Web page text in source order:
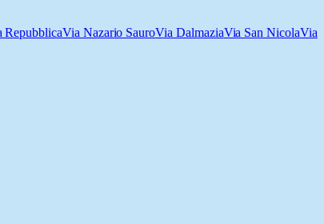
RepubblicaVia Nazario SauroVia DalmaziaVia San NicolaVia